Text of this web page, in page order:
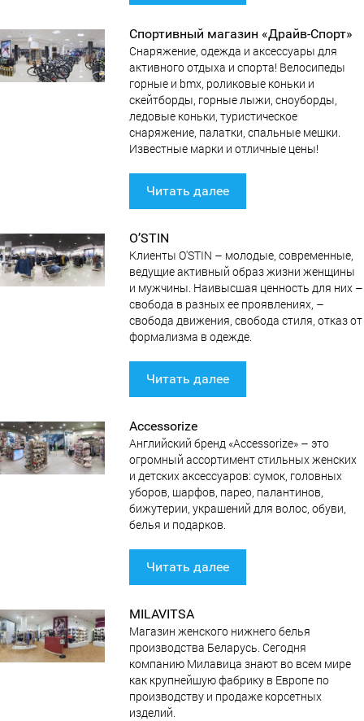
Спортивный магазин «Драйв-Спорт»
Снаряжение, одежда и аксессуары для
активного отдыха и спорта! Велосипеды
горные и bmx, роликовые коньки и
скейтборды, горные лыжи, сноуборды,
ледовые коньки, туристическое
снаряжение, палатки, спальные мешки.
Известные марки и отличные цены!
Читать далее
O’STIN
Клиенты O'STIN – молодые, современные,
ведущие активный образ жизни женщины
и мужчины. Наивысшая ценность для них –
свобода в разных ее проявлениях, –
свобода движения, свобода стиля, отказ от
формализма в одежде.
Читать далее
Accessorize
Английский бренд «Accessorize» – это
огромный ассортимент стильных женских
и детских аксессуаров: сумок, головных
уборов, шарфов, парео, палантинов,
бижутерии, украшений для волос, обуви,
белья и подарков.
Читать далее
MILAVITSA
Магазин женского нижнего белья
производства Беларусь. Сегодня
компанию Милавица знают во всем мире
как крупнейшую фабрику в Европе по
производству и продаже корсетных
изделий.